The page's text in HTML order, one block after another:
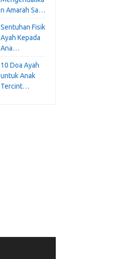
n Amarah Sa…
Sentuhan Fisik
Ayah Kepada
Ana…
10 Doa Ayah
untuk Anak
Tercint…